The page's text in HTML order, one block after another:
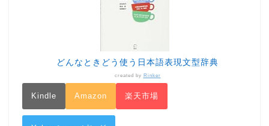
どんなときどう使う日本語表現文型辞典
created by Rinker
Kindle Amazon 楽天市場